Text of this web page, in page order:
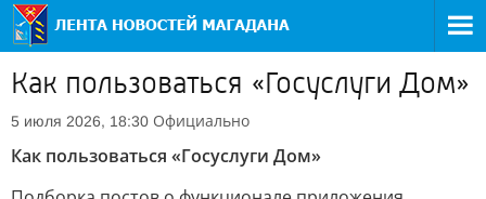
Как пользоваться «Госуслуги Дом»
5 июля 2026, 18:30 Официально
Как пользоваться «Госуслуги Дом»